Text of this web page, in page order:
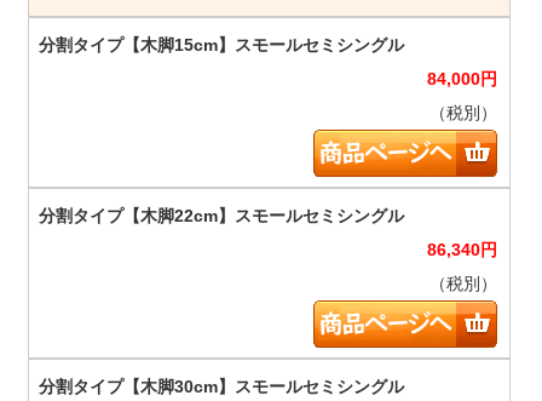
84,000円
（税別）
86,340円
（税別）